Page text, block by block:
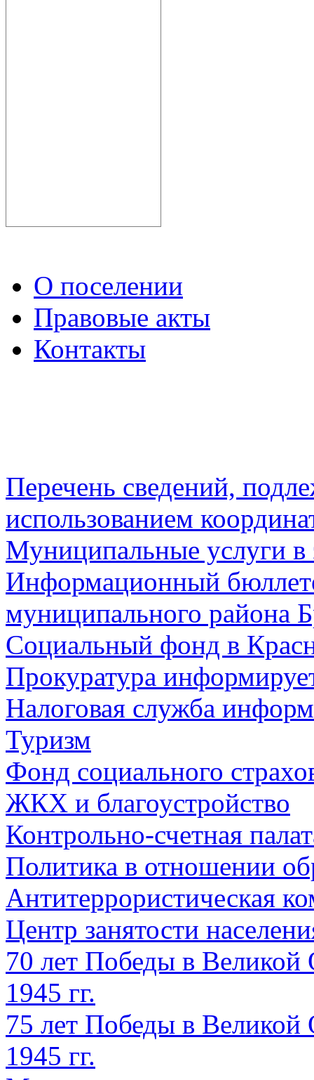
О поселении
Правовые акты
Контакты
Перечень сведений,
использованием
Муниципальные услуги в
Информационный
муниципального района
Социальный фонд в
Прокуратура
Налоговая служба
Туризм
Фонд социального
ЖКХ и благоустройство
Контрольно-счетная
Политика в отношении
Антитеррористическая
Центр занятости
70 лет Победы в Великой
1945 гг.
75 лет Победы в Великой
1945 гг.